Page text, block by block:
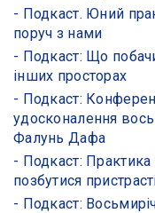
- Подкаст. Юний
поруч з нами
- Подкаст: Що
інших просторах
- Подкаст:
удосконалення
Фалунь Дафа
- Подкаст:
позбутися
- Подкаст: